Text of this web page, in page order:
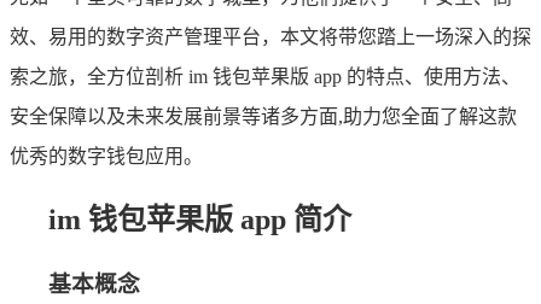
效、易用的数字资产管理平台，本文将带您踏上一场深入的探
索之旅，全方位剖析 im 钱包苹果版 app 的特点、使用方法、
安全保障以及未来发展前景等诸多方面,助力您全面了解这款
优秀的数字钱包应用。
im 钱包苹果版 app 简介
基本概念